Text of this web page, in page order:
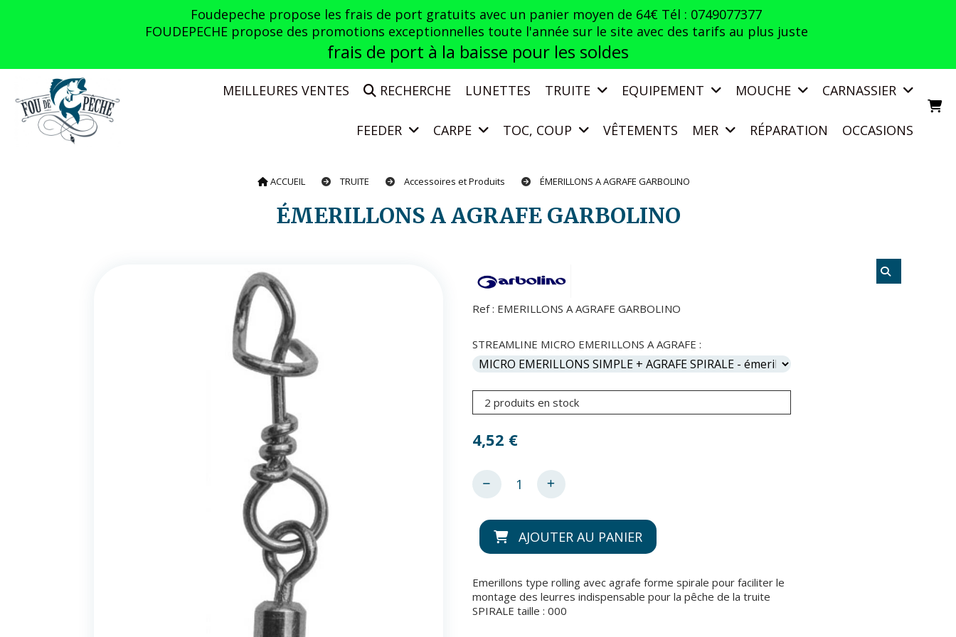
Foudepeche propose les frais de port gratuits avec un panier moyen de 64€ Tél : 0749077377
FOUDEPECHE propose des promotions exceptionnelles toute l'année sur le site avec des tarifs au plus juste
frais de port à la baisse pour les soldes
MEILLEURES VENTES RECHERCHE LUNETTES TRUITE EQUIPEMENT MOUCHE CARNASSIER
FEEDER CARPE TOC, COUP VÊTEMENTS MER RÉPARATION OCCASIONS
ACCUEIL TRUITE Accessoires et Produits ÉMERILLONS A AGRAFE GARBOLINO
ÉMERILLONS A AGRAFE GARBOLINO
Ref : EMERILLONS A AGRAFE GARBOLINO
STREAMLINE MICRO EMERILLONS A AGRAFE :
2 produits en stock
4,52 €
AJOUTER AU PANIER
Emerillons type rolling avec agrafe forme spirale pour faciliter le
montage des leurres indispensable pour la pêche de la truite
SPIRALE taille : 000